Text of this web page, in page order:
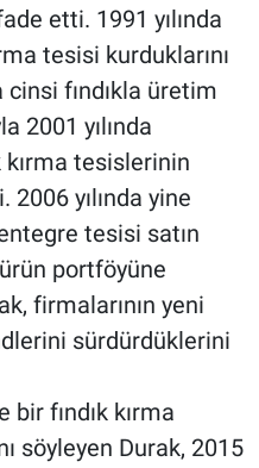
etti. 1991 yılında
tesisi kurduklarını
fındıkla üretim
2001 yılında
kırma tesislerinin
yılında yine
tesisi satın
ürün portföyüne
firmalarının yeni
sürdürdüklerini
bir fındık kırma
söyleyen Durak, 2015